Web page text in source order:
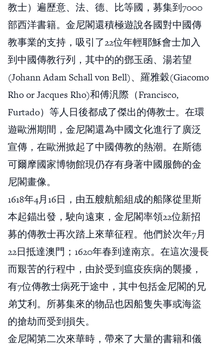
教士）遍歷意、法、德、比等國，募集到7000
部西洋書籍。金尼閣還積極遊說各國對中國傳
教事業的支持，吸引了22位年輕耶穌會士加入
到中國傳教行列，其中的的鄧玉函、湯若望
(Johann Adam Schall von Bell)、羅雅穀(Giacomo
Rho or Jacques Rho)和傅汎際（Francisco,
Furtado）等人日後都成了傑出的傳教士。在環
遊歐洲期間，金尼閣還為中國文化進行了廣泛
宣傳，在歐洲掀起了中國傳教的熱潮。在斯德
可爾摩國家博物館現仍存有身著中國服飾的金
尼閣畫像。
1618年4月16日，由五艘航船組成的船隊從里斯
本起錨出發，駛向遠東，金尼閣率領22位新招
募的傳教士再次踏上來華征程。他們於次年7月
22日抵達澳門；1620年春到達南京。在這次漫長
而艱苦的行程中，由於受到瘟疫疾病的襲擾，
有7位傳教士病死于途中，其中包括金尼閣的兄
弟艾利。所募集來的物品也因船隻失事或海盜
的搶劫而受到損失。
金尼閣第二次來華時，帶來了大量的書籍和儀